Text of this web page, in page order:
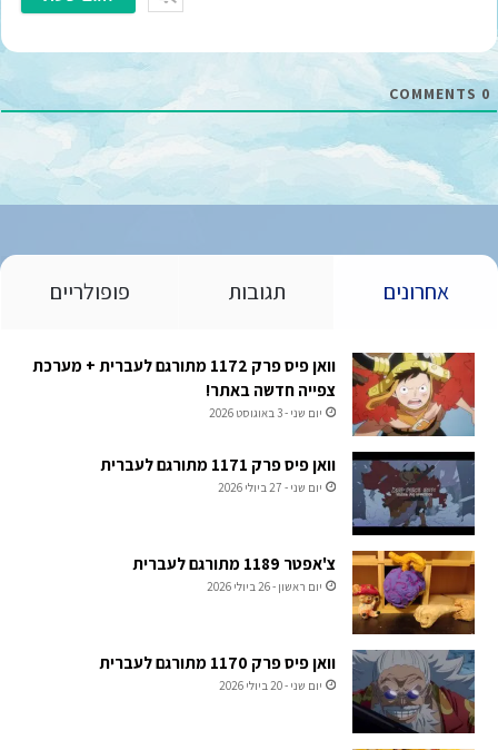
ל
0
אחרונים תגובות פופולריים
וואן פיס פרק 1172 מתורגם לעברית + מערכת
צפייה חדשה באתר!
יום שני - 3 באוגוסט 2026
וואן פיס פרק 1171 מתורגם לעברית
יום שני - 27 ביולי 2026
צ'אפטר 1189 מתורגם לעברית
יום ראשון - 26 ביולי 2026
וואן פיס פרק 1170 מתורגם לעברית
יום שני - 20 ביולי 2026